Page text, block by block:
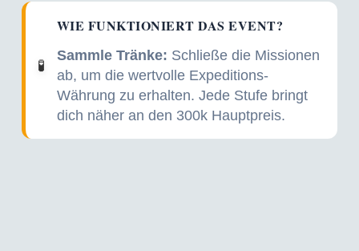
🧪
WIE FUNKTIONIERT DAS EVENT?
Sammle Tränke: Schließe die Missionen
ab, um die wertvolle Expeditions-
Währung zu erhalten. Jede Stufe bringt
dich näher an den 300k Hauptpreis.